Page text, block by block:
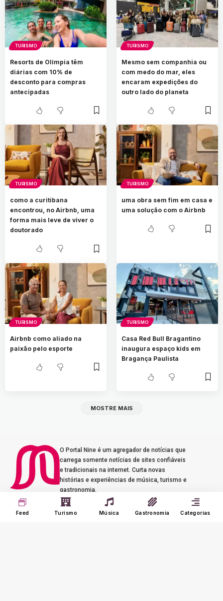
TURISMO
Resorts de Olímpia têm
diárias com 10% de
desconto para compras
antecipadas
TURISMO
Mesmo sem companhia ou
com medo do mar, eles
encaram expedições do
outro lado do planeta
TURISMO
como a curitibana
encontrou, no Airbnb, uma
forma mais leve de viver o
doutorado
TURISMO
uma obra sem fim em casa e
uma solução com o Airbnb
TURISMO
Airbnb como aliado na
paixão pelo esporte
TURISMO
Casa Red Bull Bragantino
inaugura espaço kids em
Bragança Paulista
MOSTRE MAIS
O Portal Nine é um agregador de notícias que
carrega somente notícias de sites confiáveis
e tradicionais na internet. Curta novas
histórias e experiências de música, turismo e
gastronomia.
Seus Interesses
Meu Feed
Sobre o Nine
Adverts
Feed Turismo Música Gastronomia Categorias